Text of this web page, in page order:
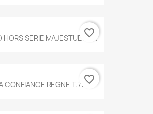
HORS SERIE MAJESTUEUX...
favorite_border
CONFIANCE REGNE T.778favorite_border